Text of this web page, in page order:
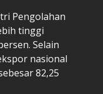
Pengolahan
tinggi
Selain
nasional
82,25